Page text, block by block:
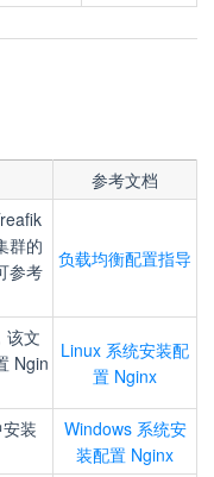
参考文档
群的
参考
负载均衡配置指导
该文
Ngin
Linux 系统安装配
置 Nginx
装
Windows 系统安
装配置 Nginx